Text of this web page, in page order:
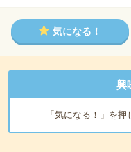
気になる！
興
「気になる！」を